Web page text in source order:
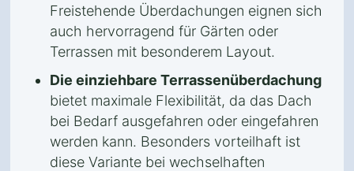
Freistehende Überdachungen eignen sich
auch hervorragend für Gärten oder
Terrassen mit besonderem Layout.
Die einziehbare Terrassenüberdachung
bietet maximale Flexibilität, da das Dach
bei Bedarf ausgefahren oder eingefahren
werden kann. Besonders vorteilhaft ist
diese Variante bei wechselhaften